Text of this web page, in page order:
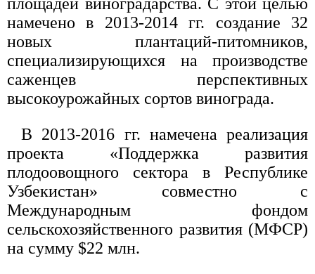
намечено в 2013-2014 гг. создание 32
новых плантаций-питомников,
специализирующихся на производстве
саженцев перспективных
высокоурожайных сортов винограда.
В 2013-2016 гг. намечена реализация
проекта «Поддержка развития
плодоовощного сектора в Республике
Узбекистан» совместно с
Международным фондом
сельскохозяйственного развития (МФСР)
на сумму $22 млн.